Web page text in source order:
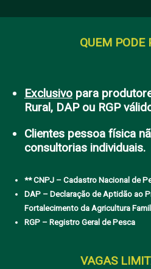
QUEM PODE
Exclusivo para
Rural, DAP ou RGP
Clientes pessoa física
consultorias individuais.
** CNPJ – Cadastro Nacional de
DAP – Declaração de Aptidão ao
Fortalecimento da Agricultura
RGP – Registro Geral de Pesca
VAGAS